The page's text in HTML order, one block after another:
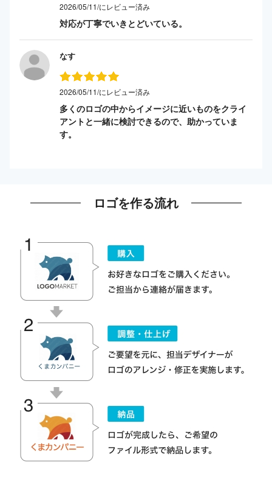
2026/05/11/にレビュー済み
対応が丁寧でいきとどいている。
なす
2026/05/11/にレビュー済み
多くのロゴの中からイメージに近いものをクライ
アントと一緒に検討できるので、助かっていま
す。
ロゴを作る流れ